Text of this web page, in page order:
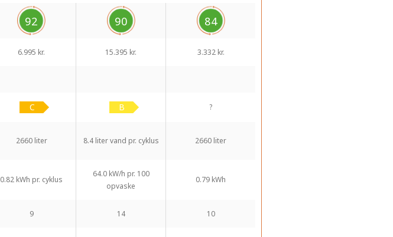
92 90 84
6.995 kr. 15.395 kr. 3.332 kr.
?
2660 liter 8.4 liter vand pr. cyklus 2660 liter
0.82 kWh pr. cyklus
64.0 kW/h pr. 100
opvaske
0.79 kWh
9 14 10